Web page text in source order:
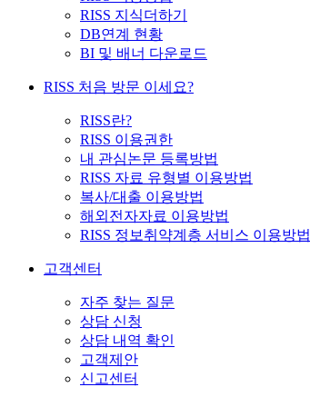
RISS 지식더하기
DB연계 현황
BI 및 배너 다운로드
RISS 처음 방문 이세요?
RISS란?
RISS 이용권한
내 관심논문 등록방법
RISS 자료 유형별 이용방법
복사/대출 이용방법
해외전자자료 이용방법
RISS 정보취약계층 서비스 이용방법
고객센터
자주 찾는 질문
상담 신청
상담 내역 확인
고객제안
신고센터